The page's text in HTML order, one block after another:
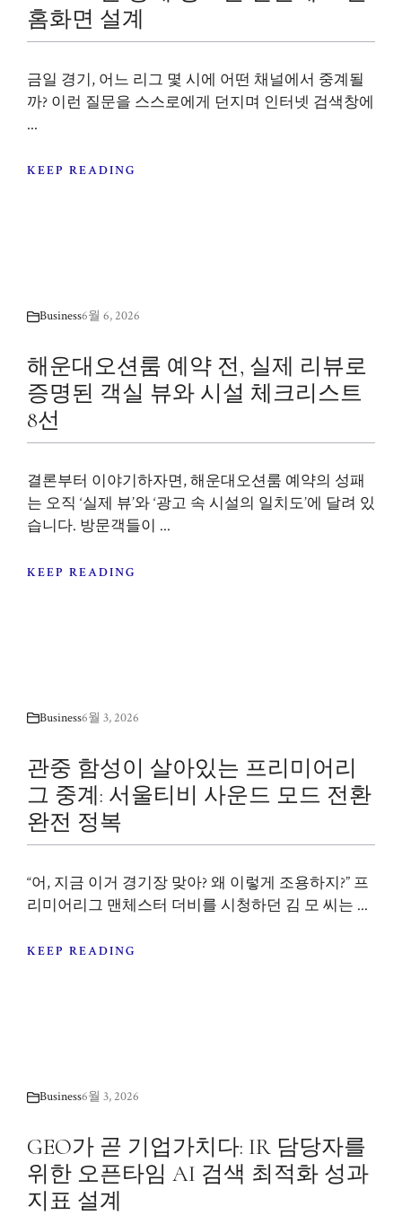
홈화면 설계
금일 경기, 어느 리그 몇 시에 어떤 채널에서 중계될
까? 이런 질문을 스스로에게 던지며 인터넷 검색창에
...
KEEP READING
Business6월 6, 2026
해운대오션룸 예약 전, 실제 리뷰로
증명된 객실 뷰와 시설 체크리스트
8선
결론부터 이야기하자면, 해운대오션룸 예약의 성패
는 오직 ‘실제 뷰’와 ‘광고 속 시설의 일치도’에 달려 있
습니다. 방문객들이 ...
KEEP READING
Business6월 3, 2026
관중 함성이 살아있는 프리미어리
그 중계: 서울티비 사운드 모드 전환
완전 정복
“어, 지금 이거 경기장 맞아? 왜 이렇게 조용하지?” 프
리미어리그 맨체스터 더비를 시청하던 김 모 씨는 ...
KEEP READING
Business6월 3, 2026
GEO가 곧 기업가치다: IR 담당자를
위한 오픈타임 AI 검색 최적화 성과
지표 설계